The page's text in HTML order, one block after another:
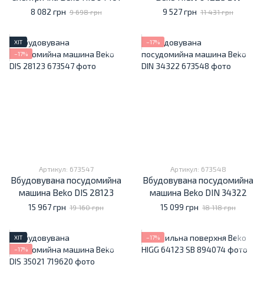
8 082 грн 9 698 грн 9 527 грн 11 431 грн
ХІТ
−17%
Артикул: 673547
Вбудовувана посудомийна
машина Beko DIS 28123
15 967 грн 19 160 грн
−17%
Артикул: 673548
Вбудовувана посудомийна
машина Beko DIN 34322
15 099 грн 18 118 грн
ХІТ
−17%
−17%